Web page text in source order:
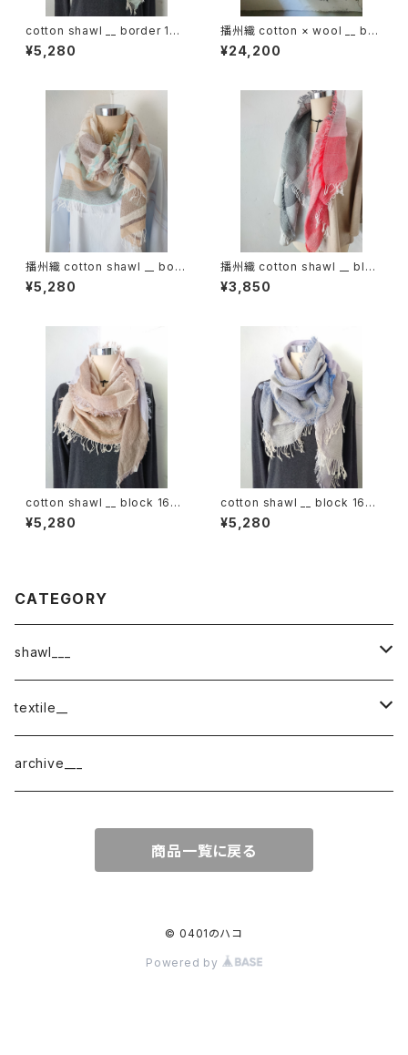
cotton shawl __ border 160
春霖w
¥5,280
播州織 cotton × wool __ bor
der 220-120 枯野GK
¥24,200
播州織 cotton shawl __ bord
er 160 啓蟄w
¥5,280
播州織 cotton shawl __ bloc
k 120
¥3,850
cotton shawl __ block 160
木通w
¥5,280
cotton shawl __ block 160
桔梗w
¥5,280
CATEGORY
shawl___
cotton
border
cotton × wool
textile__
織物
archive___
商品一覧に戻る
© 0401のハコ
Powered by